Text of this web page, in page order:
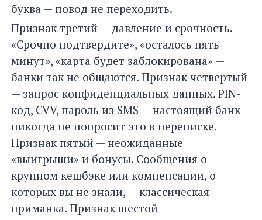
буква — повод не переходить.
Признак третий — давление и срочность.
«Срочно подтвердите», «осталось пять
минут», «карта будет заблокирована» —
банки так не общаются. Признак четвертый
— запрос конфиденциальных данных. PIN-
код, CVV, пароль из SMS — настоящий банк
никогда не попросит это в переписке.
Признак пятый — неожиданные
«выигрыши» и бонусы. Сообщения о
крупном кешбэке или компенсации, о
которых вы не знали, — классическая
приманка. Признак шестой —